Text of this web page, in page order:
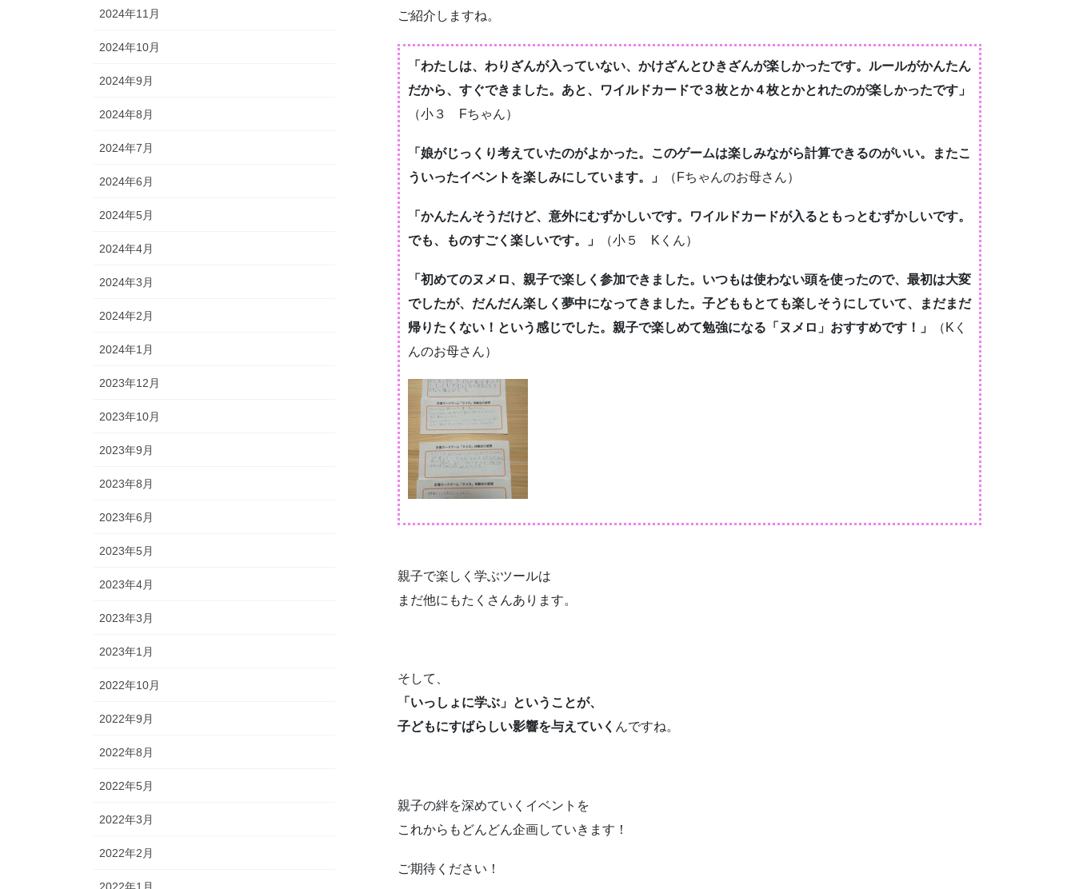
ご紹介しますね。
「わたしは、わりざんが入っていない、かけざんとひきざんが楽しかったです。ルールがかんたん
だから、すぐできました。あと、ワイルドカードで３枚とか４枚とかとれたのが楽しかったです」
（小３ Fちゃん）
「娘がじっくり考えていたのがよかった。このゲームは楽しみながら計算できるのがいい。またこ
ういったイベントを楽しみにしています。」
（Fちゃんのお母さん）
「かんたんそうだけど、意外にむずかしいです。ワイルドカードが入るともっとむずかしいです。
でも、ものすごく楽しいです。」
（小５ Kくん）
「初めてのヌメロ、親子で楽しく参加できました。いつもは使わない頭を使ったので、最初は大変
でしたが、だんだん楽しく夢中になってきました。子どももとても楽しそうにしていて、まだまだ
帰りたくない！という感じでした。親子で楽しめて勉強になる「ヌメロ」おすすめです！」
（Kく
んのお母さん）
親子で楽しく学ぶツールは
まだ他にもたくさんあります。
そして、
「いっしょに学ぶ」ということが、
子どもにすばらしい影響を与えていく んですね。
親子の絆を深めていくイベントを
これからもどんどん企画していきます！
ご期待ください！
2024年11月
2024年10月
2024年9月
2024年8月
2024年7月
2024年6月
2024年5月
2024年4月
2024年3月
2024年2月
2024年1月
2023年12月
2023年10月
2023年9月
2023年8月
2023年6月
2023年5月
2023年4月
2023年3月
2023年1月
2022年10月
2022年9月
2022年8月
2022年5月
2022年3月
2022年2月